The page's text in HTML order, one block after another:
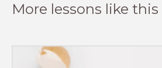
More lessons like this